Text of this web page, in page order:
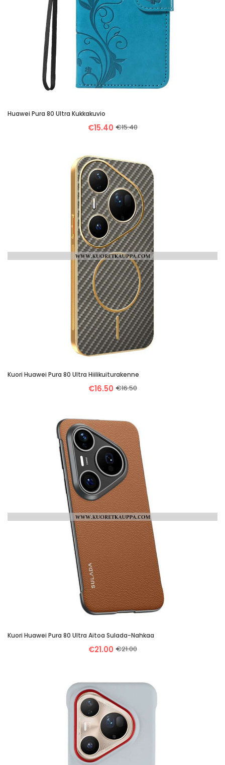
Huawei Pura 80 Ultra Kukkakuvio
€15.40 €15.40
Kuori Huawei Pura 80 Ultra Hiilikuiturakenne
€16.50 €16.50
Kuori Huawei Pura 80 Ultra Aitoa Sulada-Nahkaa
€21.00 €21.00